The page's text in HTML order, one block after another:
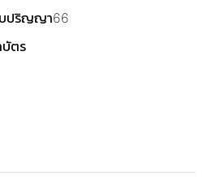
ปริญญา66
ตร